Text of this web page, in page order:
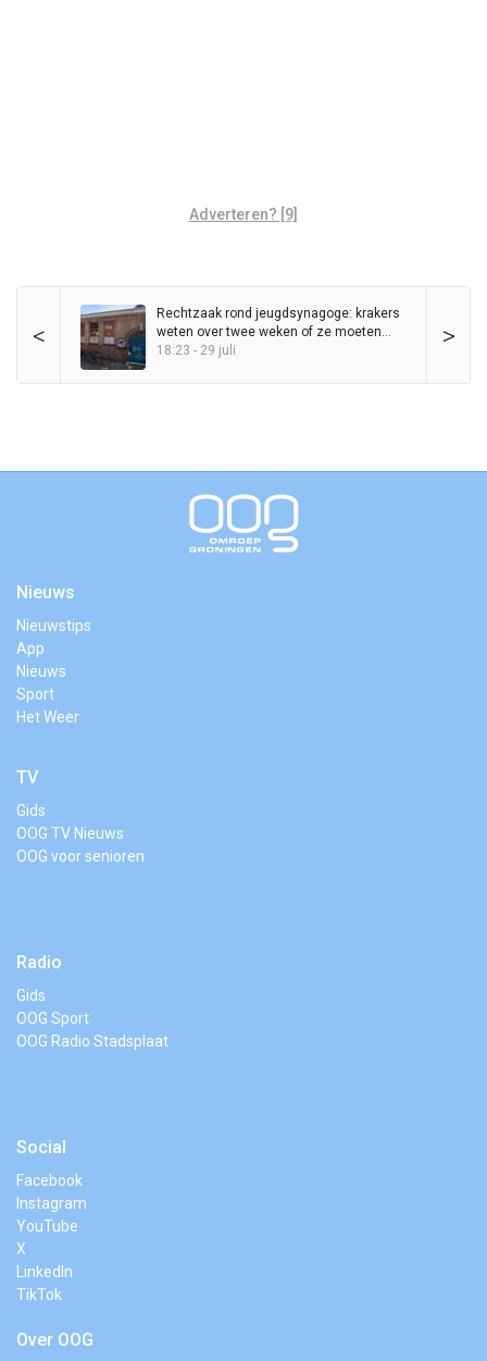
Adverteren? [9]
< >
Rechtzaak rond jeugdsynagoge: krakers
weten over twee weken of ze moeten
vertrekken
18:23 - 29 juli
Nieuws
Nieuwstips
App
Nieuws
Sport
Het Weer
TV
Gids
OOG TV Nieuws
OOG voor senioren
Radio
Gids
OOG Sport
OOG Radio Stadsplaat
Social
Facebook
Instagram
YouTube
X
LinkedIn
TikTok
Over OOG